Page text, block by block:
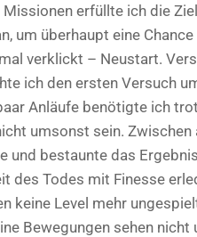
erfüllte ich die
um überhaupt eine
verklickt – Neustart.
ich den ersten Versuch
Anläufe benötigte ich
umsonst sein. Zwischen
und bestaunte das
des Todes mit Finesse
keine Level mehr
Bewegungen sehen nicht